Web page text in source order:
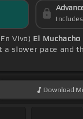
Vivo) El
slower pace and
Download